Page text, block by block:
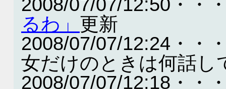
2008/07/07/12:50・・
るわ」 更新
2008/07/07/12:24・・
女だけのときは何話し
2008/07/07/12:18・・